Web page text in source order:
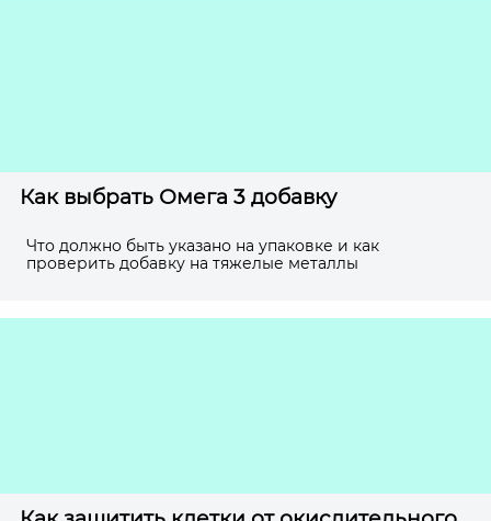
Как выбрать Омега 3 добавку
Что должно быть указано на упаковке и как
проверить добавку на тяжелые металлы